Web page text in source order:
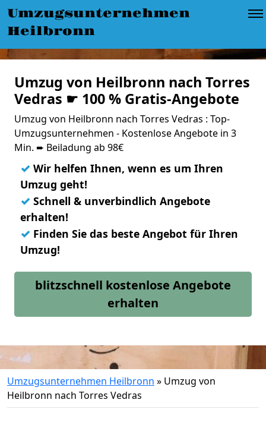
Umzugsunternehmen
Heilbronn
Umzug von Heilbronn nach Torres
Vedras ☛ 100 % Gratis-Angebote
Umzug von Heilbronn nach Torres Vedras : Top-
Umzugsunternehmen - Kostenlose Angebote in 3
Min. ➨ Beiladung ab 98€
✓ Wir helfen Ihnen, wenn es um Ihren
Umzug geht!
✓ Schnell & unverbindlich Angebote
erhalten!
✓ Finden Sie das beste Angebot für Ihren
Umzug!
blitzschnell kostenlose Angebote
erhalten
Umzugsunternehmen Heilbronn » Umzug von
Heilbronn nach Torres Vedras